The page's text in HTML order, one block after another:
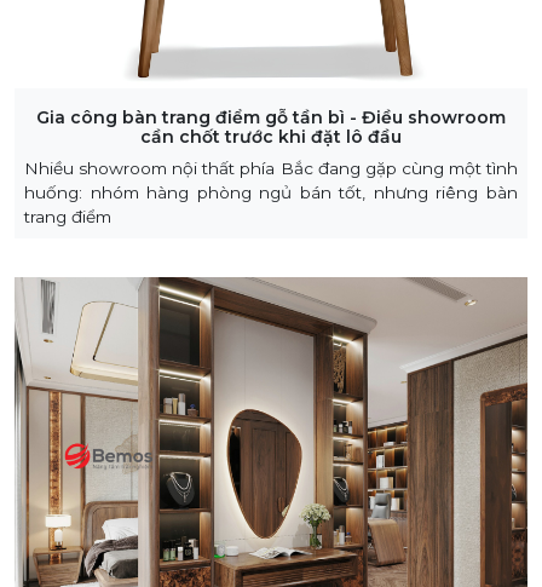
Gia công bàn trang điểm gỗ tần bì - Điều showroom
cần chốt trước khi đặt lô đầu
Nhiều showroom nội thất phía Bắc đang gặp cùng một tình
huống: nhóm hàng phòng ngủ bán tốt, nhưng riêng bàn
trang điểm